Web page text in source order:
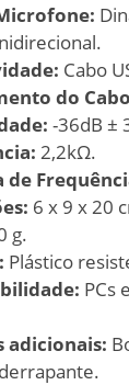
Cabo
do
-36dB ±
2,2kΩ.
de
6 x 9 x 20
g.
Plástico
PCs
adicionais: